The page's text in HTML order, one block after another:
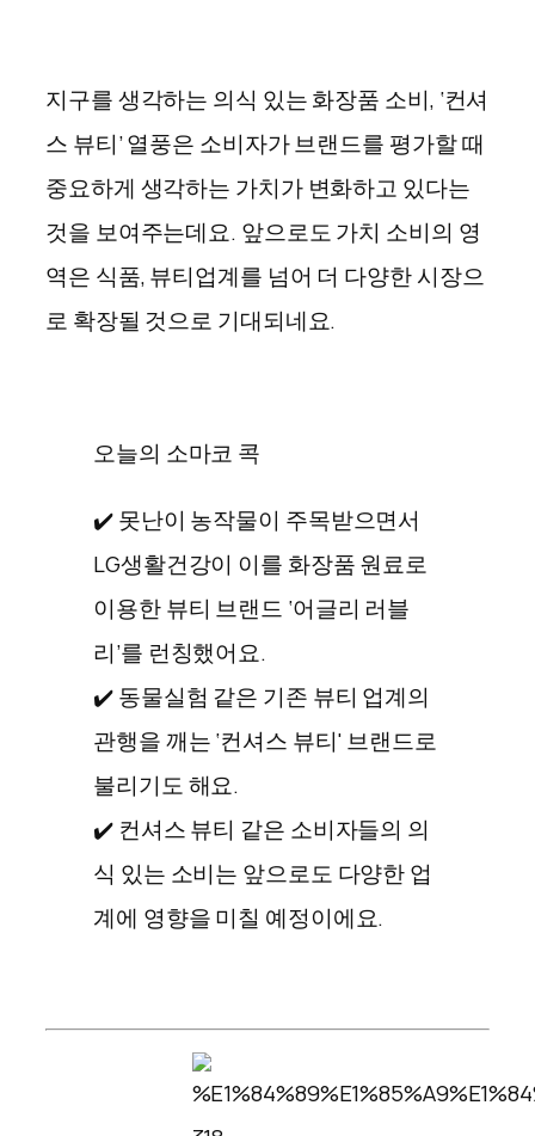
지구를 생각하는 의식 있는 화장품 소비, ‘컨셔
스 뷰티’ 열풍은 소비자가 브랜드를 평가할 때
중요하게 생각하는 가치가 변화하고 있다는
것을 보여주는데요. 앞으로도 가치 소비의 영
역은 식품, 뷰티업계를 넘어 더 다양한 시장으
로 확장될 것으로 기대되네요.
오늘의 소마코 콕
✔️ 못난이 농작물이 주목받으면서
LG생활건강이 이를 화장품 원료로
이용한 뷰티 브랜드 ‘어글리 러블
리’를 런칭했어요.
✔️ 동물실험 같은 기존 뷰티 업계의
관행을 깨는 ‘컨셔스 뷰티' 브랜드로
불리기도 해요.
✔️ 컨셔스 뷰티 같은 소비자들의 의
식 있는 소비는 앞으로도 다양한 업
계에 영향을 미칠 예정이에요.